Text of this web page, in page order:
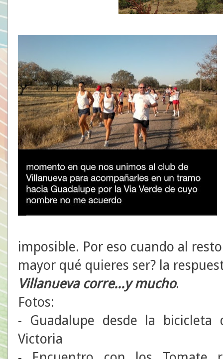
imposible. Por eso cuando al
mayor qué quieres ser? la
Villanueva corre...y mucho.
Fotos:
- Guadalupe desde la
Victoria